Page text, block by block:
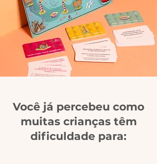
Você já percebeu como
muitas crianças têm
dificuldade para: